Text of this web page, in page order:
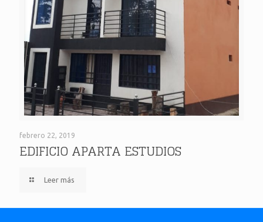
EDIFICIO APARTA ESTUDIOS
febrero 22, 2019
EDIFICIO APARTA ESTUDIOS
Leer más